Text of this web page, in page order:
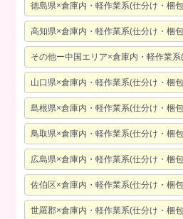
徳島県×倉庫内・軽作業系(仕分け・梱
高知県×倉庫内・軽作業系(仕分け・梱
その他ー中国エリア×倉庫内・軽作業
山口県×倉庫内・軽作業系(仕分け・梱
島根県×倉庫内・軽作業系(仕分け・梱
鳥取県×倉庫内・軽作業系(仕分け・梱
広島県×倉庫内・軽作業系(仕分け・梱
佐伯区×倉庫内・軽作業系(仕分け・梱
世羅郡×倉庫内・軽作業系(仕分け・梱